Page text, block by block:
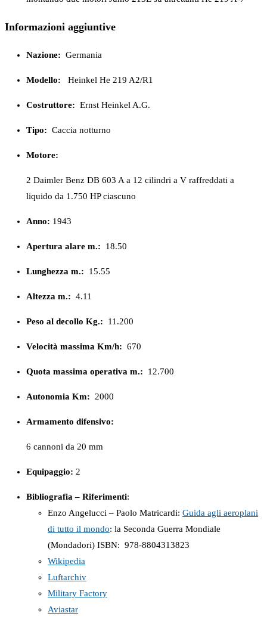
Informazioni aggiuntive
Nazione: Germania
Modello: Heinkel He 219 A2/R1
Costruttore: Ernst Heinkel A.G.
Tipo: Caccia notturno
Motore:
2 Daimler Benz DB 603 A a 12 cilindri a V raffreddati a
liquido da 1.750 HP ciascuno
Anno: 1943
Apertura alare m.: 18.50
Lunghezza m.: 15.55
Altezza m.: 4.11
Peso al decollo Kg.: 11.200
Velocità massima Km/h: 670
Quota massima operativa m.: 12.700
Autonomia Km: 2000
Armamento difensivo:
6 cannoni da 20 mm
Equipaggio: 2
Bibliografia – Riferimenti:
Enzo Angelucci – Paolo Matricardi: Guida agli aeroplani
di tutto il mondo: la Seconda Guerra Mondiale
(Mondadori) ISBN: ‎ 978-8804313823
Wikipedia
Luftarchiv
Military Factory
Aviastar